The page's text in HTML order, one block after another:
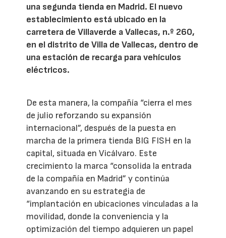
una segunda tienda en Madrid. El nuevo
establecimiento está ubicado en la
carretera de Villaverde a Vallecas, n.º 260,
en el distrito de Villa de Vallecas, dentro de
una estación de recarga para vehículos
eléctricos.
De esta manera, la compañía “cierra el mes
de julio reforzando su expansión
internacional”, después de la puesta en
marcha de la primera tienda BIG FISH en la
capital, situada en Vicálvaro. Este
crecimiento la marca “consolida la entrada
de la compañía en Madrid” y continúa
avanzando en su estrategia de
“implantación en ubicaciones vinculadas a la
movilidad, donde la conveniencia y la
optimización del tiempo adquieren un papel